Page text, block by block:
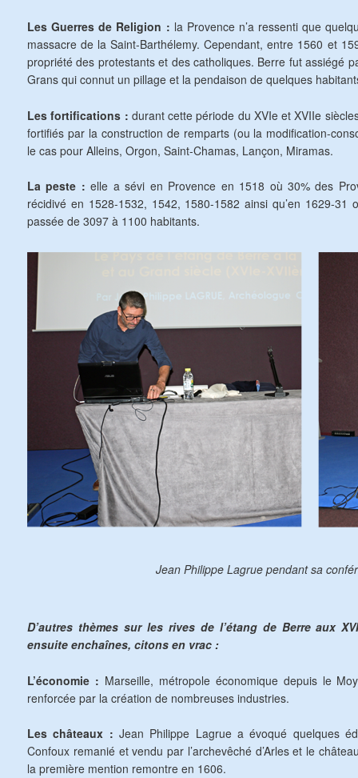
Les Guerres de Religion : la Provence n’a ressenti que
massacre de la Saint-Barthélemy. Cependant, entre 1560 et
propriété des protestants et des catholiques. Berre fut assiégé
Grans qui connut un pillage et la pendaison de quelques
Les fortifications : durant cette période du XVIe et XVIIe
fortifiés par la construction de remparts (ou la modification-
le cas pour Alleins, Orgon, Saint-Chamas, Lançon, Miramas.
La peste :elle a sévi en Provence en 1518 où 30% des
récidivé en 1528-1532, 1542, 1580-1582 ainsi qu’en 1629-31
passée de 3097 à 1100 habitants.
Jean Philippe Lagrue pendant sa
D’autres thèmes sur les rives de l’étang de Berre aux
ensuite enchaînes, citons en vrac :
L’économie : Marseille, métropole économique depuis le
renforcée par la création de nombreuses industries.
Les châteaux : Jean Philippe Lagrue a évoqué quelques
Confoux remanié et vendu par l’archevêché d’Arles et le
la première mention remontre en 1606.